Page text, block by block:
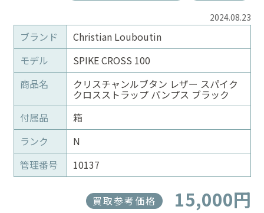
2024.08.23
ブランド
Christian Louboutin
モデル
SPIKE CROSS 100
商品名
クリスチャンルブタン レザー スパイク
クロスストラップ パンプス ブラック
付属品
箱
ランク
N
管理番号
10137
買取参考価格 15,000円